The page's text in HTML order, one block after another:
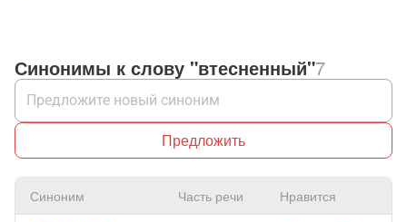
Синонимы к слову "втесненный"7
Предложить
Синоним Часть речи Нравится